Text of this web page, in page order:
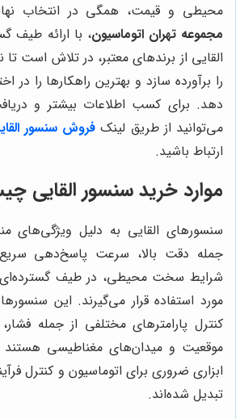
محیطی و قیمت، همگی در انتخاب
مجموعه تهران اتوماسیون، با ارائه طیف
القایی از برندهای معتبر، در تلاش است
را برآورده سازد و بهترین راهکارها را در
دهد. برای کسب اطلاعات بیشتر و
می‌توانید از طریق لینک فروش سنسور
ارتباط باشید.
موارد خرید سنسور القایی
سنسورهای القایی به دلیل ویژگی‌های
جمله دقت بالا، سرعت پاسخ‌دهی
شرایط سخت محیطی، در طیف گسترده‌ای
مورد استفاده قرار می‌گیرند. این
کنترل پارامترهای مختلفی از جمله
موقعیت و میدان‌های مغناطیسی هستند
ابزاری ضروری برای اتوماسیون و کنترل
تبدیل شده‌اند.